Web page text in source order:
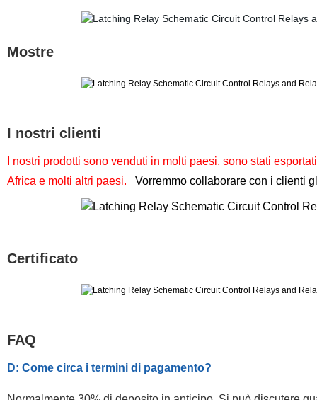
Mostre
I nostri clienti
I nostri prodotti sono venduti in molti paesi, sono stati
Africa e molti altri paesi. Vorremmo collaborare con i clienti
Certificato
FAQ
D: Come circa i termini di pagamento?